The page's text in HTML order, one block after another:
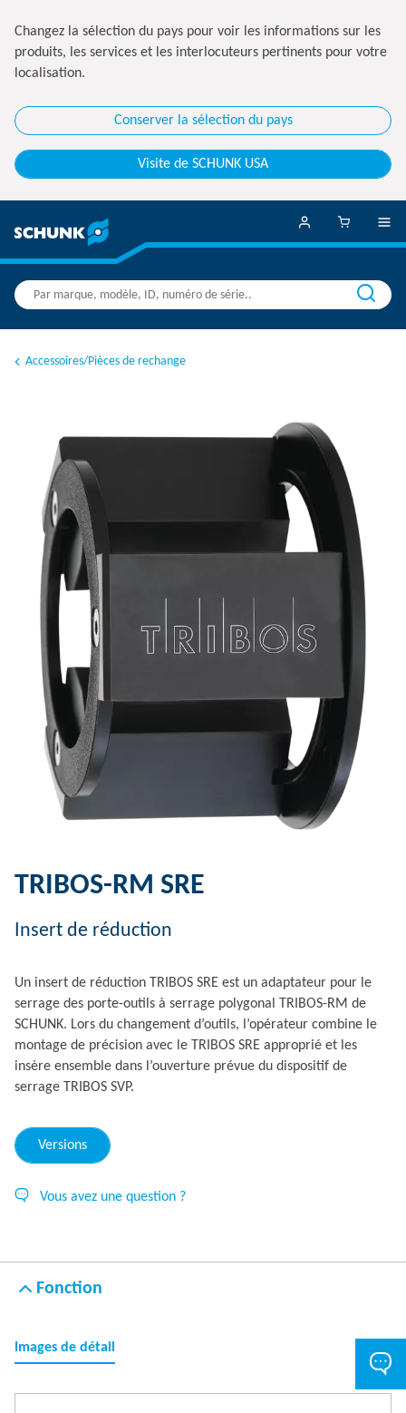
Changez la sélection du pays pour voir les informations sur les
produits, les services et les interlocuteurs pertinents pour votre
localisation.
Conserver la sélection du pays
Visite de SCHUNK USA
Accessoires/Pièces de rechange
TRIBOS-RM SRE
Insert de réduction
Un insert de réduction TRIBOS SRE est un adaptateur pour le
serrage des porte-outils à serrage polygonal TRIBOS-RM de
SCHUNK. Lors du changement d’outils, l’opérateur combine le
montage de précision avec le TRIBOS SRE approprié et les
insère ensemble dans l’ouverture prévue du dispositif de
serrage TRIBOS SVP.
Versions
Vous avez une question ?
Fonction
Images de détail